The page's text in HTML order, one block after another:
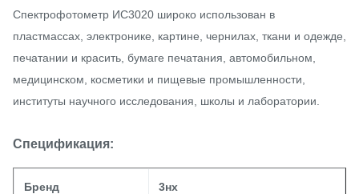
Спектрофотометр ИС3020 широко использован в
пластмассах, электронике, картине, чернилах, ткани и одежде,
печатании и красить, бумаге печатания, автомобильном,
медицинском, косметики и пищевые промышленности,
институты научного исследования, школы и лаборатории.
Спецификация:
Бренд 3нх